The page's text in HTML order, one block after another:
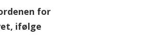
for
ifølge